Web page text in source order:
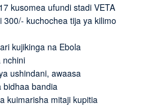
kusomea ufundi stadi VETA
300/- kuchochea tija ya kilimo
kujikinga na Ebola
nchini
ushindani, awaasa
bidhaa bandia
kuimarisha mitaji kupitia